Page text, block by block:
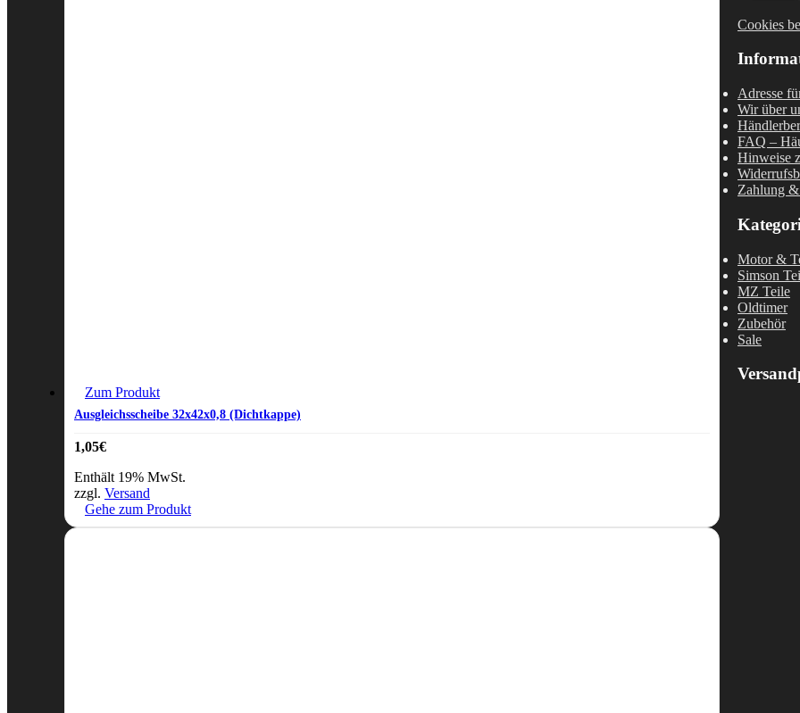
Zum Produkt
Ausgleichsscheibe 32x42x0,8 (Dichtkappe)
1,05€
Enthält 19% MwSt.
zzgl. Versand
Gehe zum Produkt
Cookies
Adresse
Wir über
FAQ –
Hinweise
Zahlung
Motor &
Simson
MZ Teile
Oldtimer
Zubehör
Sale